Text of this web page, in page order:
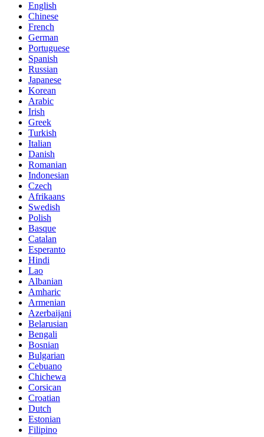
English
Chinese
French
German
Portuguese
Spanish
Russian
Japanese
Korean
Arabic
Irish
Greek
Turkish
Italian
Danish
Romanian
Indonesian
Czech
Afrikaans
Swedish
Polish
Basque
Catalan
Esperanto
Hindi
Lao
Albanian
Amharic
Armenian
Azerbaijani
Belarusian
Bengali
Bosnian
Bulgarian
Cebuano
Chichewa
Corsican
Croatian
Dutch
Estonian
Filipino